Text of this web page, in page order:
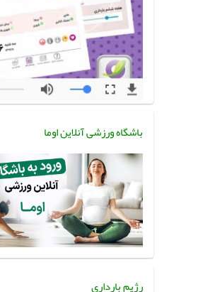
باشگاه ورزشی آنلاین اوما
رژیم بارداری